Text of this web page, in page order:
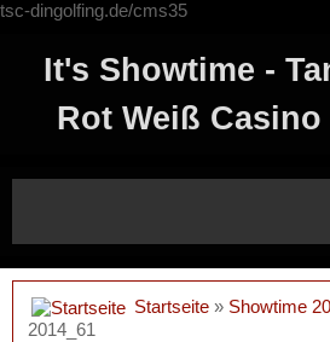
tsc-dingolfing.de/cms35
It's Showtime -
Rot Weiß
Startseite » Showtime
2014_61